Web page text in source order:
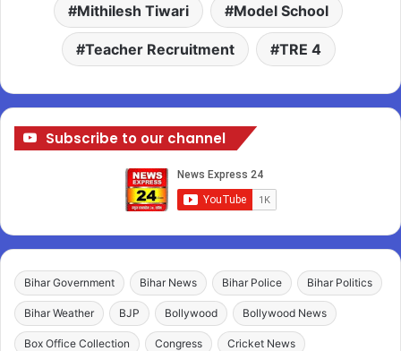
Mithilesh Tiwari Model School
Teacher Recruitment TRE 4
Subscribe to our channel
Bihar Government Bihar News Bihar Police Bihar Politics
Bihar Weather BJP Bollywood Bollywood News
Box Office Collection Congress Cricket News